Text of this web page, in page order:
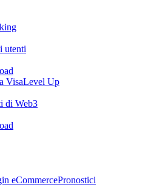
utenti
VisaLevel Up
di Web3
eCommercePronostici